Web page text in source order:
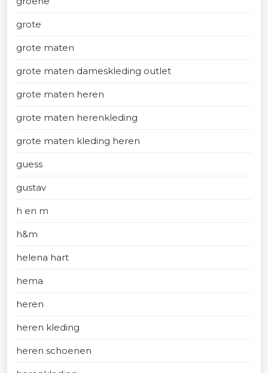
grote
grote maten
grote maten dameskleding outlet
grote maten heren
grote maten herenkleding
grote maten kleding heren
guess
gustav
h en m
h&m
helena hart
hema
heren
heren kleding
heren schoenen